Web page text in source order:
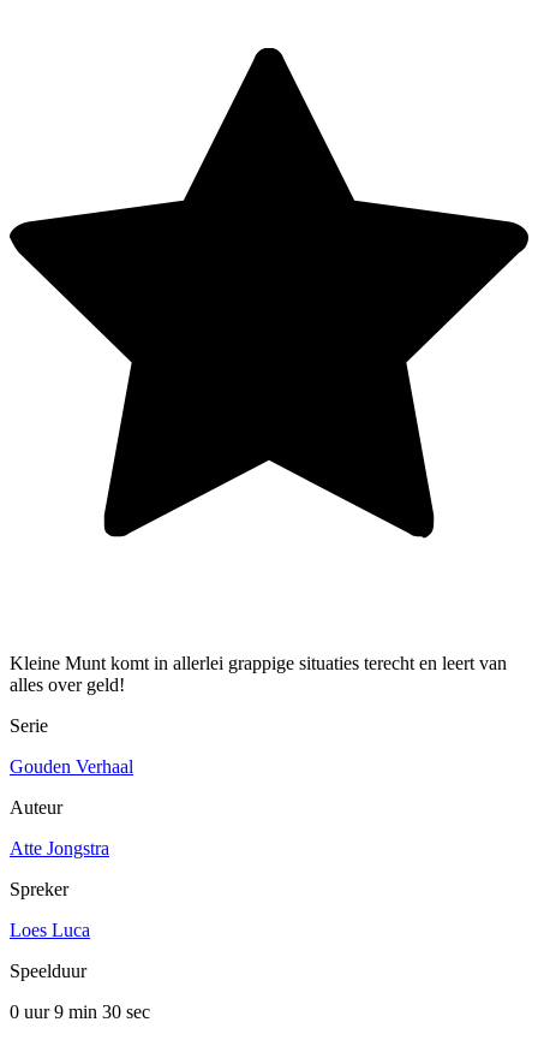
Kleine Munt komt in allerlei grappige situaties terecht en leert van
alles over geld!
Serie
Gouden Verhaal
Auteur
Atte Jongstra
Spreker
Loes Luca
Speelduur
0 uur 9 min 30 sec